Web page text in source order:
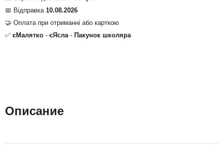
📅 Відправка 10.08.2026
🤝 Оплата при отриманні або карткою
✅ єМалятко - єЯсла- Пакунок школяра
Описание